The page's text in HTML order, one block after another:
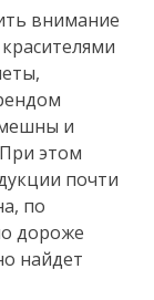
внимание
и
этом
почти
по
дороже
найдет